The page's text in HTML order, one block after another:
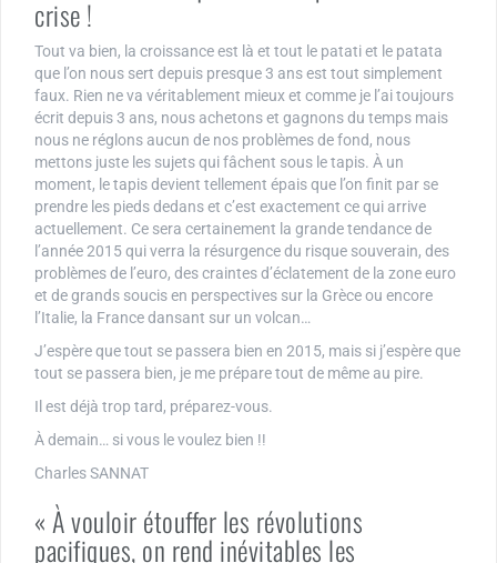
crise !
Tout va bien, la croissance est là et tout le patati et le patata
que l’on nous sert depuis presque 3 ans est tout simplement
faux. Rien ne va véritablement mieux et comme je l’ai toujours
écrit depuis 3 ans, nous achetons et gagnons du temps mais
nous ne réglons aucun de nos problèmes de fond, nous
mettons juste les sujets qui fâchent sous le tapis. À un
moment, le tapis devient tellement épais que l’on finit par se
prendre les pieds dedans et c’est exactement ce qui arrive
actuellement. Ce sera certainement la grande tendance de
l’année 2015 qui verra la résurgence du risque souverain, des
problèmes de l’euro, des craintes d’éclatement de la zone euro
et de grands soucis en perspectives sur la Grèce ou encore
l’Italie, la France dansant sur un volcan…
J’espère que tout se passera bien en 2015, mais si j’espère que
tout se passera bien, je me prépare tout de même au pire.
Il est déjà trop tard, préparez-vous.
À demain… si vous le voulez bien !!
Charles SANNAT
« À vouloir étouffer les révolutions
pacifiques, on rend inévitables les